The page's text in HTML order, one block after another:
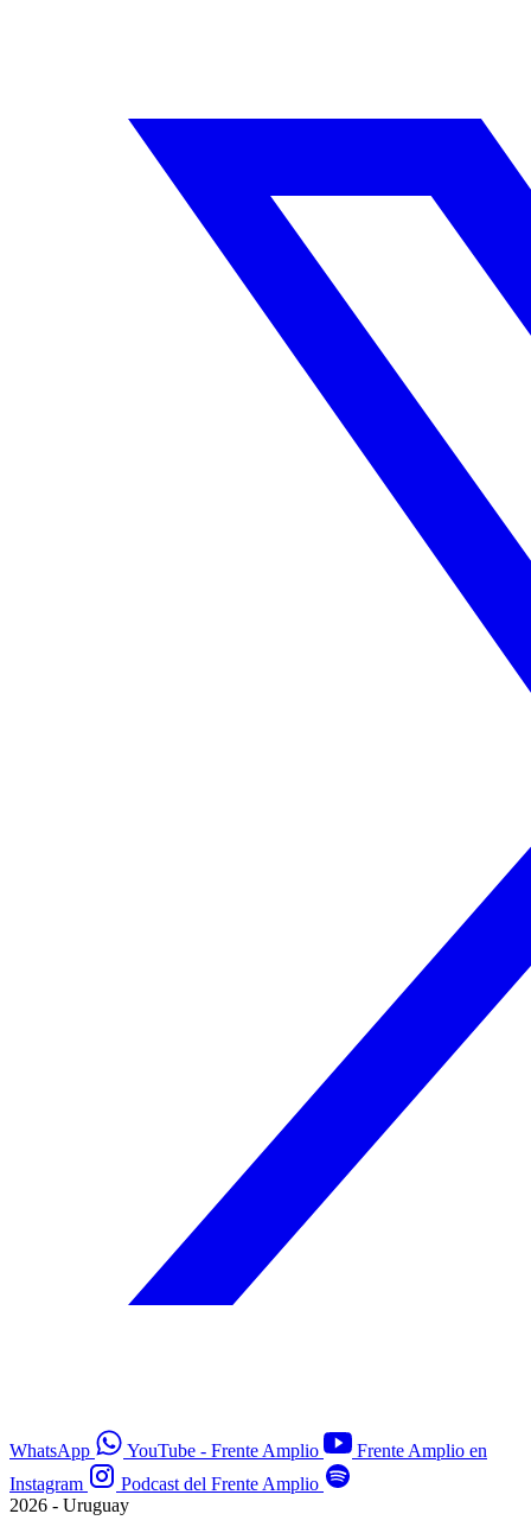
WhatsApp YouTube - Frente Amplio
Frente Amplio en
Instagram
Podcast del Frente Amplio
2026 - Uruguay